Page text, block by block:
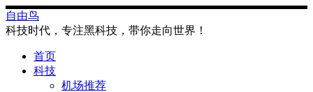
Skip
to
content
自由鸟
科技时代，专注黑科技，带你走向世界！
首页
科技
机场推荐